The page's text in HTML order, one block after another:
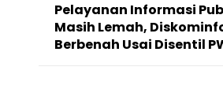
Pelayanan Informasi
Masih Lemah,
Berbenah Usai Disentil